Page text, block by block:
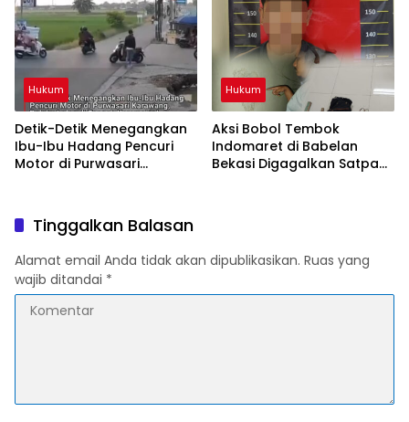
Hukum
Detik-Detik Menegangkan
Ibu-Ibu Hadang Pencuri
Motor di Purwasari
Hukum
Aksi Bobol Tembok
Indomaret di Babelan
Bekasi Digagalkan Satpam
Tinggalkan Balasan
Alamat email Anda tidak akan dipublikasikan. Ruas yang
wajib ditandai *